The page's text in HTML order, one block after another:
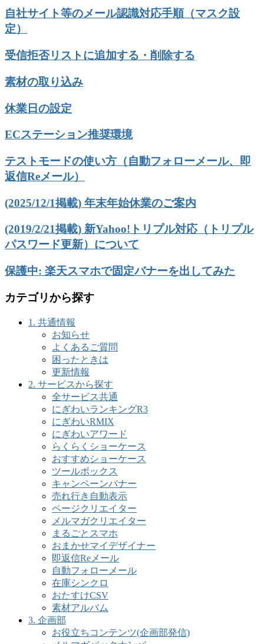
自社サイト等のメール認識対応手順（マスク設
定）
受信拒否リストに追加する・削除する
素材の取り込み
休業日の設定
ECステーション推奨環境
テストモードの使い方（自動フォローメール、即
返信Reメール）
(2025/12/1掲載) 年末年始休業のご案内
(2019/2/21掲載) 新Yahoo!トリプル対応（トリプル
パスワード更新）について
保護中: 楽天スマホで固定バナーを出してみた
カテゴリから探す
1. 共通情報
お知らせ
よくあるご質問
困ったときは
更新情報
2. サービスから探す
全サービス共通
にぎわいランキングR3
にぎわいRMIX
にぎわいアワード
らくらくショーケース
おすすめショーケース
ツールボックス
キャンペーンバナー
売れ行き自動表示
ページクリエイター
メルマガクリエイター
まるごとスマホ
おまかせマイデザイナー
即返信Reメール
自動フォローメール
在庫シンクロ
おたすけCSV
素材アルバム
3. 企画部
お役立ちコンテンツ(企画部発信)